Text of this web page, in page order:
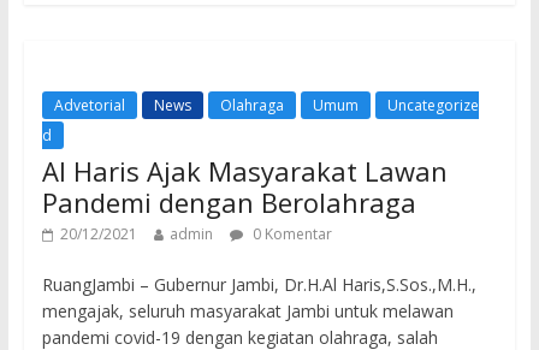
o
k
p
p
Advetorial News Olahraga Umum
Uncategorize
d
Al Haris Ajak Masyarakat Lawan
Pandemi dengan Berolahraga
20/12/2021 admin 0 Komentar
RuangJambi – Gubernur Jambi, Dr.H.Al Haris,S.Sos.,M.H.,
mengajak, seluruh masyarakat Jambi untuk melawan
pandemi covid-19 dengan kegiatan olahraga, salah